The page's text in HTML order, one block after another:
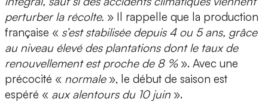
perturber la récolte. » Il rappelle que la production
française « s’est stabilisée depuis 4 ou 5 ans, grâce
au niveau élevé des plantations dont le taux de
renouvellement est proche de 8 %». Avec une
précocité « normale», le début de saison est
espéré « aux alentours du 10 juin ».